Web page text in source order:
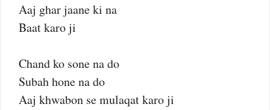
Aaj ghar jaane ki na
Baat karo ji
Chand ko sone na do
Subah hone na do
Aaj khwabon se mulaqat karo ji